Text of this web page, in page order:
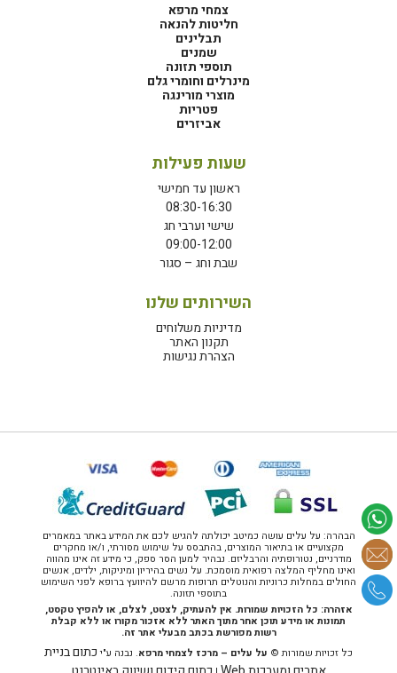
צמחי מרפא
חליטות להנאה
תבלינים
שמנים
תוספי תזונה
מינרלים וחומרי גלם
מוצרי מורינגה
פטריות
אביזרים
שעות פעילות
ראשון עד חמישי
08:30-16:30
שישי וערבי חג
09:00-12:00
שבת וחג – סגור
השירותים שלנו
מדיניות משלוחים
תקנון האתר
הצהרת נגישות
הבהרה: על עלים עושה כמיטב יכולתה להגיש לכם את המידע באתר במאמרים
מקצועיים או בתיאור המוצרים, בהתבסס על שימוש מסורתי, ו/או מחקרים
מודרניים, נטורופתיה והרבליזם. נבהיר למען הסר ספק, כי מידע זה אינו מהווה
ואינו מחליף המלצה רפואית מוסמכת. על נשים בהיריון ומיניקות, ילדים, אנשים
החולים במחלות כרוניות והנוטלים תרופות מרשם להיוועץ ברופא לפני השימוש
בתוספי תזונה.
אזהרה: כל הזכויות שמורות. אין להעתיק, לצטט, לצלם, או להפיץ טקסט,
תמונות או מידע תוכן אחר מתוך האתר ללא אזכור מקורו או ללא קבלת
רשות מפורשת בכתב מבעלי אתר זה.
כל זכויות שמורות © על עלים – מרכז לצמחי מרפא. נבנה ע"יכתום בניית